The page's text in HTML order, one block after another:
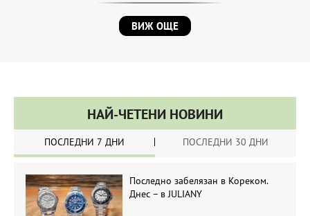
ВИЖ ОЩЕ
НАЙ-ЧЕТЕНИ НОВИНИ
ПОСЛЕДНИ 7 ДНИ ПОСЛЕДНИ 30 ДНИ
Последно забелязан в Кореком.
Днес – в JULIANY